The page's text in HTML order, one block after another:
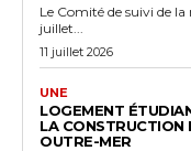
Le Comité de suivi de la
juillet...
11 juillet 2026
UNE
LOGEMENT
LA CONSTRUCTION
OUTRE-MER